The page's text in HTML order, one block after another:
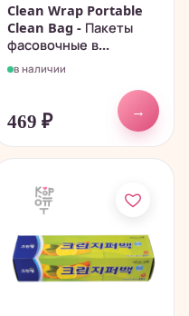
Clean Wrap Portable
Clean Bag - Пакеты
фасовочные в...
в наличии
469 ₽
→